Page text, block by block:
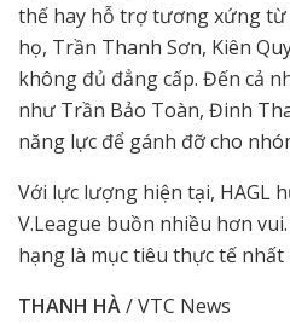
thế hay hỗ trợ tương xứng từ
họ, Trần Thanh Sơn, Kiên
không đủ đẳng cấp. Đến cả
như Trần Bảo Toàn, Đinh
năng lực để gánh đỡ cho
Với lực lượng hiện tại, HAGL
V.League buồn nhiều hơn
hạng là mục tiêu thực tế nhất
THANH HÀ/ VTC News